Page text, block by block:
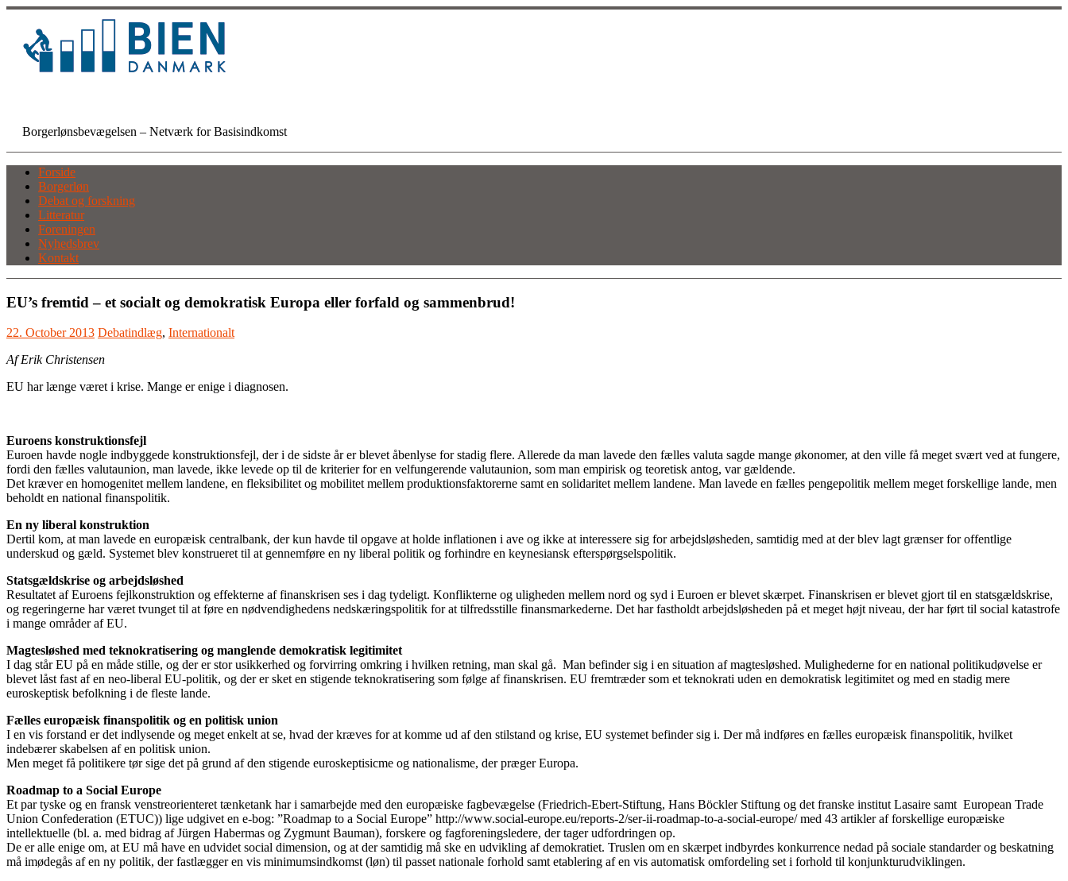
Skip
content
Borgerlønsbevægelsen – Netværk for Basisindkomst
Forside
Borgerløn
Debat og forskning
Litteratur
Foreningen
Nyhedsbrev
Kontakt
EU’s fremtid – et socialt og demokratisk Europa eller forfald og sammenbrud!
22. October 2013 Debatindlæg, Internationalt
Af Erik Christensen
EU har længe været i krise. Mange er enige i diagnosen.
Euroens konstruktionsfejl
Euroen havde nogle indbyggede konstruktionsfejl, der i de sidste år er blevet åbenlyse for stadig flere. Allerede da man lavede den fælles valuta sagde mange økonomer, at den ville få meget svært ved at fungere,
fordi den fælles valutaunion, man lavede, ikke levede op til de kriterier for en velfungerende valutaunion, som man empirisk og teoretisk antog, var gældende.
Det kræver en homogenitet mellem landene, en fleksibilitet og mobilitet mellem produktionsfaktorerne samt en solidaritet mellem landene. Man lavede en fælles pengepolitik mellem meget forskellige lande, men
beholdt en national finanspolitik.
En ny liberal konstruktion
Dertil kom, at man lavede en europæisk centralbank, der kun havde til opgave at holde inflationen i ave og ikke at interessere sig for arbejdsløsheden, samtidig med at der blev lagt grænser for offentlige
underskud og gæld. Systemet blev konstrueret til at gennemføre en ny liberal politik og forhindre en keynesiansk efterspørgselspolitik.
Statsgældskrise og arbejdsløshed
Resultatet af Euroens fejlkonstruktion og effekterne af finanskrisen ses i dag tydeligt. Konflikterne og uligheden mellem nord og syd i Euroen er blevet skærpet. Finanskrisen er blevet gjort til en statsgældskrise,
og regeringerne har været tvunget til at føre en nødvendighedens nedskæringspolitik for at tilfredsstille finansmarkederne. Det har fastholdt arbejdsløsheden på et meget højt niveau, der har ført til social katastrofe
i mange områder af EU.
Magtesløshed med teknokratisering og manglende demokratisk legitimitet
I dag står EU på en måde stille, og der er stor usikkerhed og forvirring omkring i hvilken retning, man skal gå. Man befinder sig i en situation af magtesløshed. Mulighederne for en national politikudøvelse er
blevet låst fast af en neo-liberal EU-politik, og der er sket en stigende teknokratisering som følge af finanskrisen. EU fremtræder som et teknokrati uden en demokratisk legitimitet og med en stadig mere
euroskeptisk befolkning i de fleste lande.
Fælles europæisk finanspolitik og en politisk union
I en vis forstand er det indlysende og meget enkelt at se, hvad der kræves for at komme ud af den stilstand og krise, EU systemet befinder sig i. Der må indføres en fælles europæisk finanspolitik, hvilket
indebærer skabelsen af en politisk union.
Men meget få politikere tør sige det på grund af den stigende euroskeptisicme og nationalisme, der præger Europa.
Roadmap to a Social Europe
Et par tyske og en fransk venstreorienteret tænketank har i samarbejde med den europæiske fagbevægelse (Friedrich-Ebert-Stiftung, Hans Böckler Stiftung og det franske institut Lasaire samt European Trade
Union Confederation (ETUC)) lige udgivet en e-bog: ”Roadmap to a Social Europe” http://www.social-europe.eu/reports-2/ser-ii-roadmap-to-a-social-europe/ med 43 artikler af forskellige europæiske
intellektuelle (bl. a. med bidrag af Jürgen Habermas og Zygmunt Bauman), forskere og fagforeningsledere, der tager udfordringen op.
De er alle enige om, at EU må have en udvidet social dimension, og at der samtidig må ske en udvikling af demokratiet. Truslen om en skærpet indbyrdes konkurrence nedad på sociale standarder og beskatning
må imødegås af en ny politik, der fastlægger en vis minimumsindkomst (løn) til passet nationale forhold samt etablering af en vis automatisk omfordeling set i forhold til konjunkturudviklingen.